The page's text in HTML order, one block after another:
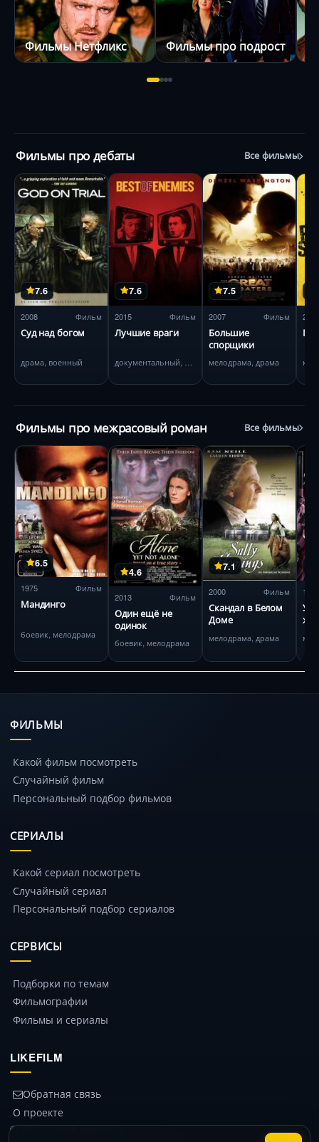
Фильмы Нетфликс Фильмы про подростков
Фильмы про дебаты Все фильмы
7.6
2008 Фильм
Суд над богом
драма, военный
7.6
2015 Фильм
Лучшие враги
документальный, история
7.5
2007 Фильм
Большие
спорщики
мелодрама, драма
2007
Фильмы про межрасовый роман Все фильмы
6.5
1975 Фильм
Мандинго
боевик, мелодрама
4.6
2013 Фильм
Один ещё не
одинок
боевик, мелодрама
7.1
2000 Фильм
Скандал в Белом
Доме
мелодрама, драма
1997
ФИЛЬМЫ
Какой фильм посмотреть
Случайный фильм
Персональный подбор фильмов
СЕРИАЛЫ
Какой сериал посмотреть
Случайный сериал
Персональный подбор сериалов
СЕРВИСЫ
Подборки по темам
Фильмографии
Фильмы и сериалы
LIKEFILM
Обратная связь
О проекте
© 2014 – 2026 likefilm.ru